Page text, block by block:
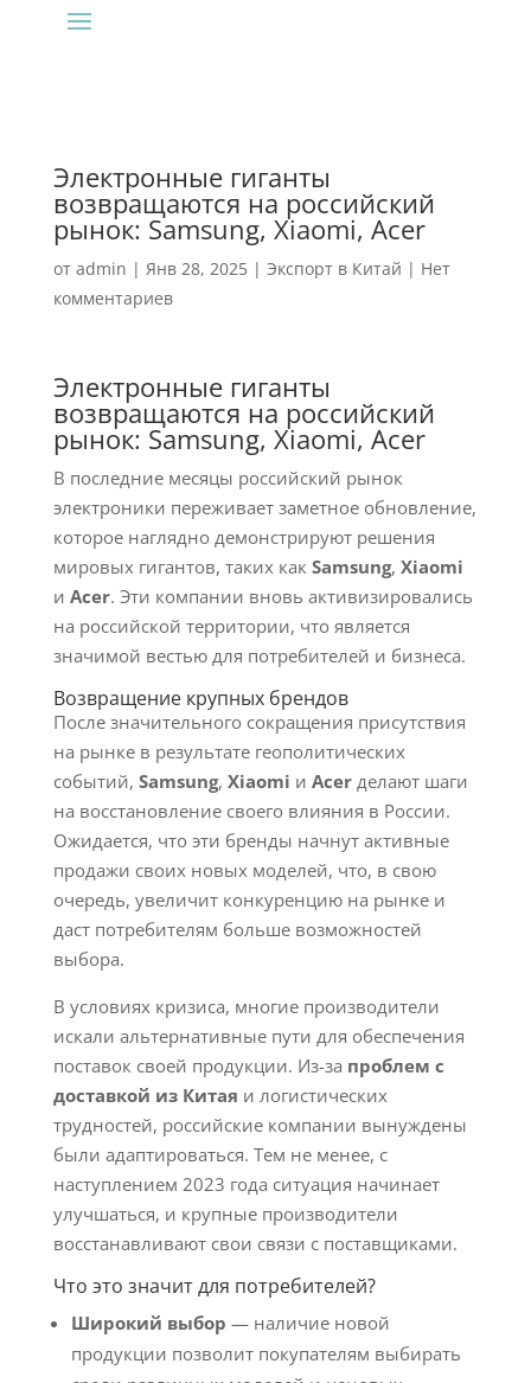
Электронные гиганты
возвращаются на российский
рынок: Samsung, Xiaomi, Acer
от admin | Янв 28, 2025| Экспорт в Китай | Нет
комментариев
Электронные гиганты
возвращаются на российский
рынок: Samsung, Xiaomi, Acer
В последние месяцы российский рынок
электроники переживает заметное обновление,
которое наглядно демонстрируют решения
мировых гигантов, таких как Samsung, Xiaomi
и Acer. Эти компании вновь активизировались
на российской территории, что является
значимой вестью для потребителей и бизнеса.
Возвращение крупных брендов
После значительного сокращения присутствия
на рынке в результате геополитических
событий, Samsung, Xiaomi и Acerделают шаги
на восстановление своего влияния в России.
Ожидается, что эти бренды начнут активные
продажи своих новых моделей, что, в свою
очередь, увеличит конкуренцию на рынке и
даст потребителям больше возможностей
выбора.
В условиях кризиса, многие производители
искали альтернативные пути для обеспечения
поставок своей продукции. Из-за проблем с
доставкой из Китая и логистических
трудностей, российские компании вынуждены
были адаптироваться. Тем не менее, с
наступлением 2023 года ситуация начинает
улучшаться, и крупные производители
восстанавливают свои связи с поставщиками.
Что это значит для потребителей?
Широкий выбор — наличие новой
продукции позволит покупателям выбирать